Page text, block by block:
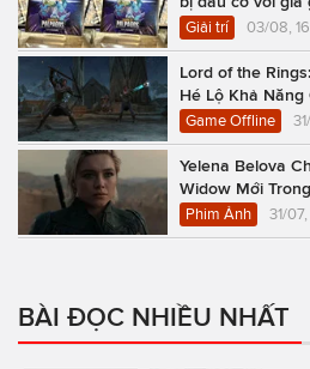
Giải trí 03/08,
Lord of the
Hé Lộ Khả Năng
Game Offline
Yelena Belova
Widow Mới
Phim Ảnh 31/
BÀI ĐỌC NHIỀU NHẤT